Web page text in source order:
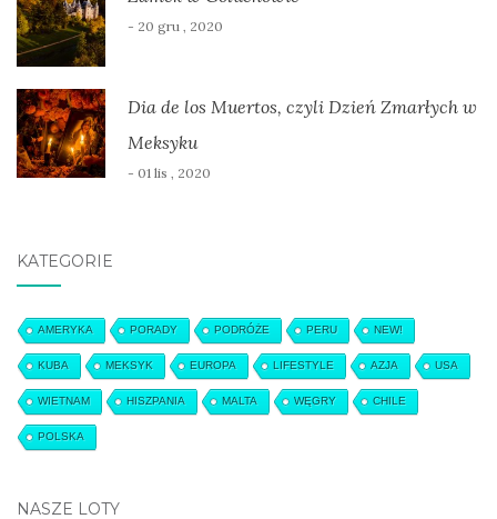
- 20 gru , 2020
Dia de los Muertos, czyli Dzień Zmarłych w
Meksyku
- 01 lis , 2020
KATEGORIE
AMERYKA PORADY PODRÓŻE PERU NEW!
KUBA MEKSYK EUROPA LIFESTYLE AZJA USA
WIETNAM HISZPANIA MALTA WĘGRY CHILE
POLSKA
NASZE LOTY